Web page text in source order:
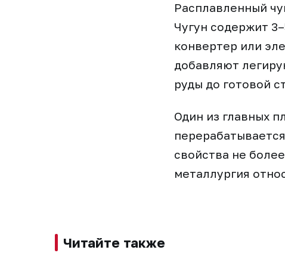
Расплавленный
Чугун содержит
конвертер или
добавляют
руды до готовой
Один из главных
свойства не
металлургия
Читайте также